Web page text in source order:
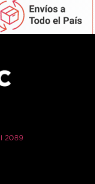
2089